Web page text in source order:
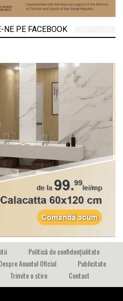
NE PE FACEBOOK
Politică de confidențialitate
Anuntul Oficial
Publicitate
Trimite o stire Contact